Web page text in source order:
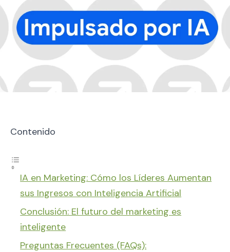
Contenido
IA en Marketing: Cómo los Líderes Aumentan
sus Ingresos con Inteligencia Artificial
Conclusión: El futuro del marketing es
inteligente
Preguntas Frecuentes (FAQs):